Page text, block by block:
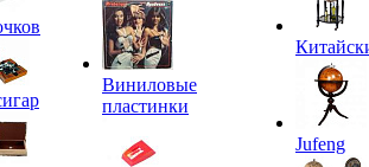
Виниловые
пластинки
Jufeng